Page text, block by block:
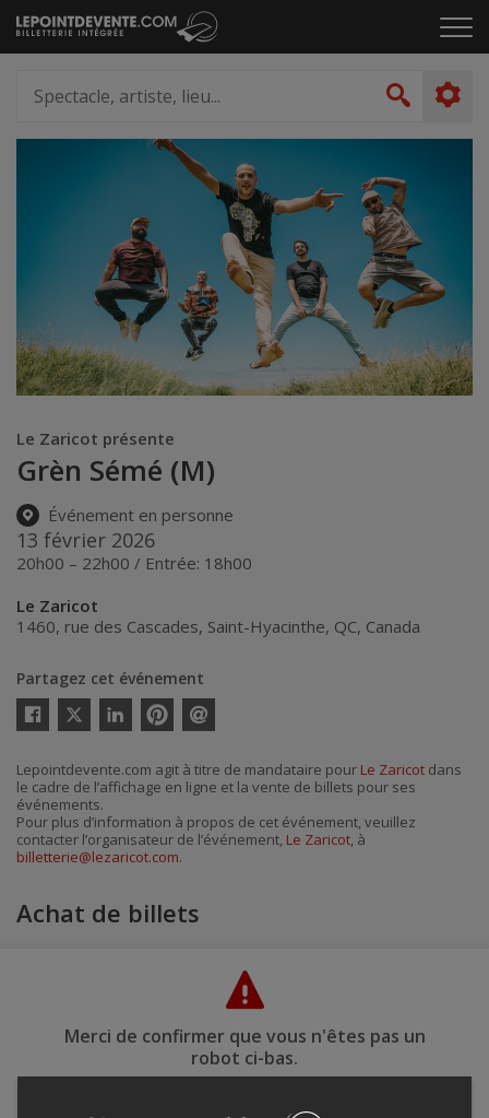
Passer
au
le
artiste,
lieu...
Le Zaricot présente
Grèn Sémé (M)
Événement en personne
13 février 2026
20h00 – 22h00 / Entrée: 18h00
Le Zaricot
1460, rue des Cascades, Saint-Hyacinthe, QC, Canada
Partagez cet événement
Twitter
courriel
Lepointdevente.com agit à titre de mandataire pour Le Zaricot dans
le cadre de l’affichage en ligne et la vente de billets pour ses
événements.
Pour plus d’information à propos de cet événement, veuillez
contacter l’organisateur de l’événement, Le Zaricot, à
billetterie@lezaricot.com.
Achat de billets
Merci de confirmer que vous n'êtes pas un
robot ci-bas.